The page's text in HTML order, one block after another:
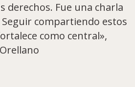
derechos. Fue una charla
compartiendo estos
como central»,